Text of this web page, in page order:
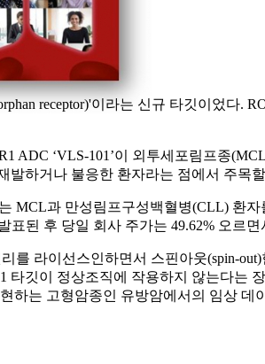
receptor)'이라는 신규 타깃이었다.
ADC ‘VLS-101’이 외투세포림프종
발하거나 불응한 환자라는 점에서 주목
MCL과 만성림프구성백혈병(CLL) 환
된 후 당일 회사 주가는 49.62% 오르
를 라이선스인하면서 스핀아웃(spin-
깃이 정상조직에 작용하지 않는다는
하는 고형암종인 유방암에서의 임상 데